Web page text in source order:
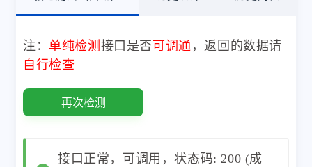
注： 单纯检测 接口是否 可调通 ，返回的数据请
自行检查
再次检测
接口正常，可调用，状态码: 200 (成